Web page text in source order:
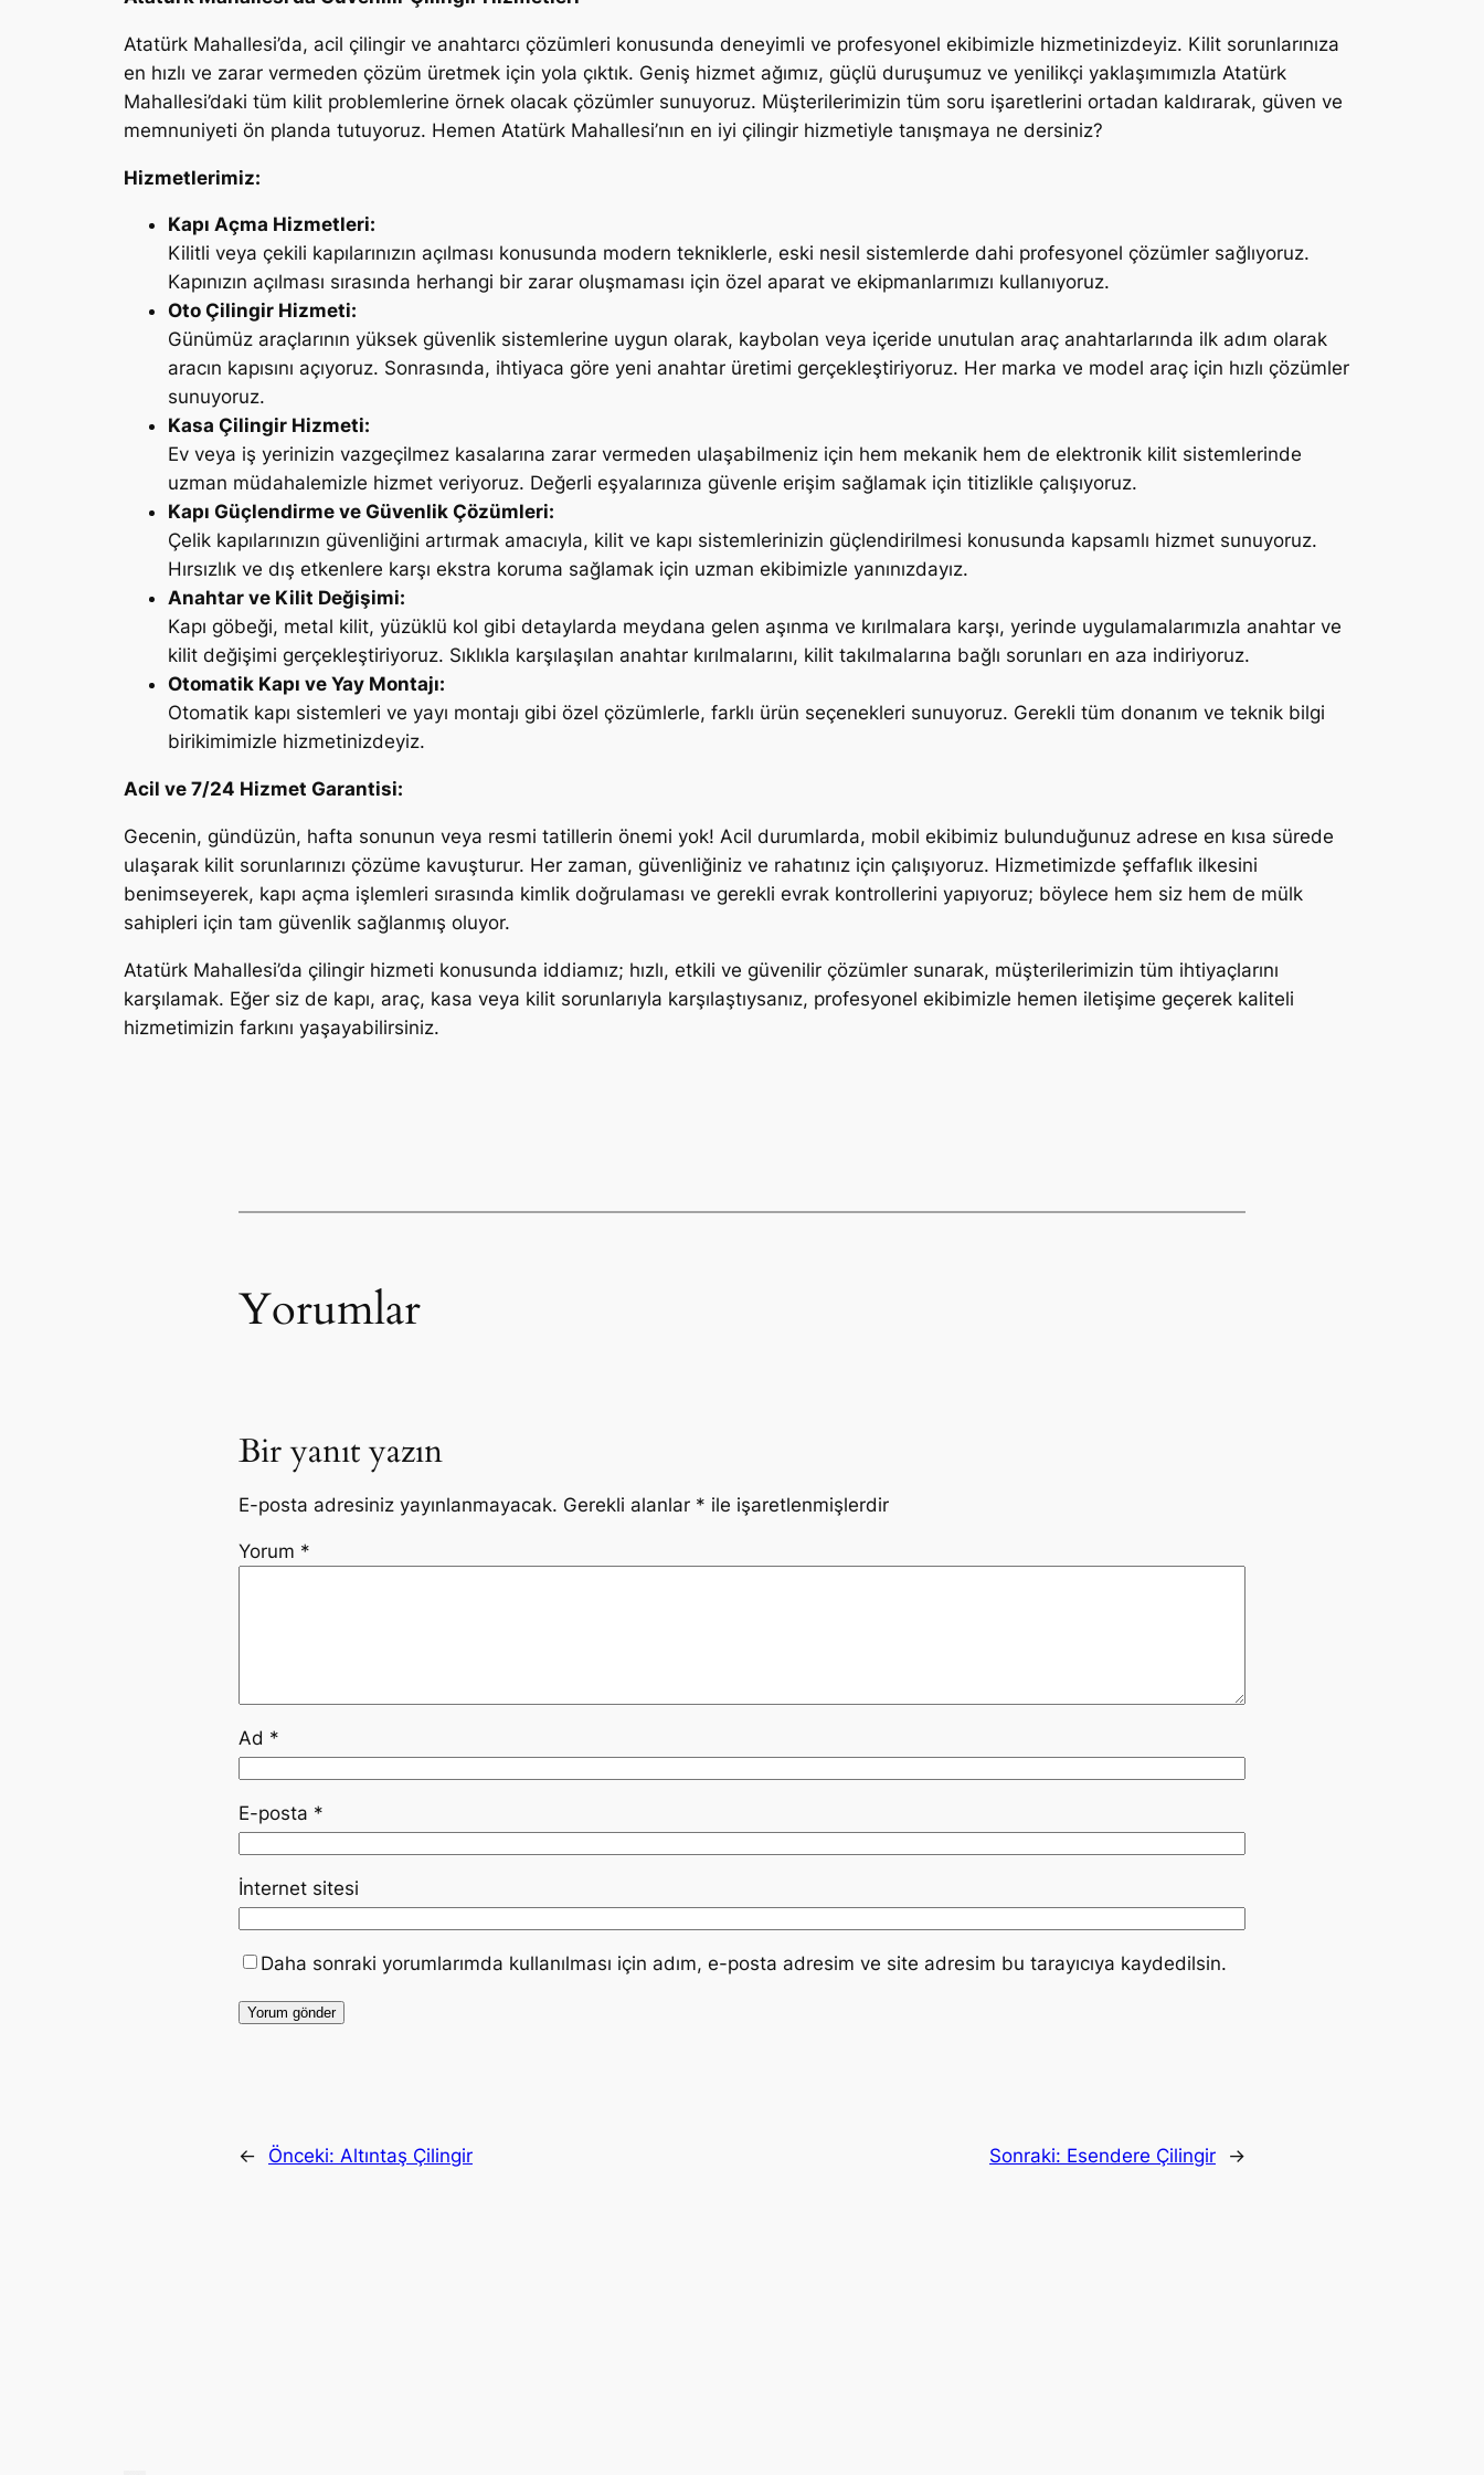
Atatürk Mahallesi’da, acil çilingir ve anahtarcı çözümleri konusunda deneyimli ve profesyonel ekibimizle hizmetinizdeyiz. Kilit sorunlarınıza
en hızlı ve zarar vermeden çözüm üretmek için yola çıktık. Geniş hizmet ağımız, güçlü duruşumuz ve yenilikçi yaklaşımımızla Atatürk
Mahallesi’daki tüm kilit problemlerine örnek olacak çözümler sunuyoruz. Müşterilerimizin tüm soru işaretlerini ortadan kaldırarak, güven ve
memnuniyeti ön planda tutuyoruz. Hemen Atatürk Mahallesi’nın en iyi çilingir hizmetiyle tanışmaya ne dersiniz?
Hizmetlerimiz:
Kapı Açma Hizmetleri:
Kilitli veya çekili kapılarınızın açılması konusunda modern tekniklerle, eski nesil sistemlerde dahi profesyonel çözümler sağlıyoruz.
Kapınızın açılması sırasında herhangi bir zarar oluşmaması için özel aparat ve ekipmanlarımızı kullanıyoruz.
Oto Çilingir Hizmeti:
Günümüz araçlarının yüksek güvenlik sistemlerine uygun olarak, kaybolan veya içeride unutulan araç anahtarlarında ilk adım olarak
aracın kapısını açıyoruz. Sonrasında, ihtiyaca göre yeni anahtar üretimi gerçekleştiriyoruz. Her marka ve model araç için hızlı çözümler
sunuyoruz.
Kasa Çilingir Hizmeti:
Ev veya iş yerinizin vazgeçilmez kasalarına zarar vermeden ulaşabilmeniz için hem mekanik hem de elektronik kilit sistemlerinde
uzman müdahalemizle hizmet veriyoruz. Değerli eşyalarınıza güvenle erişim sağlamak için titizlikle çalışıyoruz.
Kapı Güçlendirme ve Güvenlik Çözümleri:
Çelik kapılarınızın güvenliğini artırmak amacıyla, kilit ve kapı sistemlerinizin güçlendirilmesi konusunda kapsamlı hizmet sunuyoruz.
Hırsızlık ve dış etkenlere karşı ekstra koruma sağlamak için uzman ekibimizle yanınızdayız.
Anahtar ve Kilit Değişimi:
Kapı göbeği, metal kilit, yüzüklü kol gibi detaylarda meydana gelen aşınma ve kırılmalara karşı, yerinde uygulamalarımızla anahtar ve
kilit değişimi gerçekleştiriyoruz. Sıklıkla karşılaşılan anahtar kırılmalarını, kilit takılmalarına bağlı sorunları en aza indiriyoruz.
Otomatik Kapı ve Yay Montajı:
Otomatik kapı sistemleri ve yayı montajı gibi özel çözümlerle, farklı ürün seçenekleri sunuyoruz. Gerekli tüm donanım ve teknik bilgi
birikimimizle hizmetinizdeyiz.
Acil ve 7/24 Hizmet Garantisi:
Gecenin, gündüzün, hafta sonunun veya resmi tatillerin önemi yok! Acil durumlarda, mobil ekibimiz bulunduğunuz adrese en kısa sürede
ulaşarak kilit sorunlarınızı çözüme kavuşturur. Her zaman, güvenliğiniz ve rahatınız için çalışıyoruz. Hizmetimizde şeffaflık ilkesini
benimseyerek, kapı açma işlemleri sırasında kimlik doğrulaması ve gerekli evrak kontrollerini yapıyoruz; böylece hem siz hem de mülk
sahipleri için tam güvenlik sağlanmış oluyor.
Atatürk Mahallesi’da çilingir hizmeti konusunda iddiamız; hızlı, etkili ve güvenilir çözümler sunarak, müşterilerimizin tüm ihtiyaçlarını
karşılamak. Eğer siz de kapı, araç, kasa veya kilit sorunlarıyla karşılaştıysanız, profesyonel ekibimizle hemen iletişime geçerek kaliteli
hizmetimizin farkını yaşayabilirsiniz.
Yorumlar
Bir yanıt yazın
E-posta adresiniz yayınlanmayacak. Gerekli alanlar * ile işaretlenmişlerdir
Yorum *
Ad *
E-posta *
İnternet sitesi
Daha sonraki yorumlarımda kullanılması için adım, e-posta adresim ve site adresim bu tarayıcıya kaydedilsin.
← Önceki: Altıntaş Çilingir Sonraki: Esendere Çilingir →